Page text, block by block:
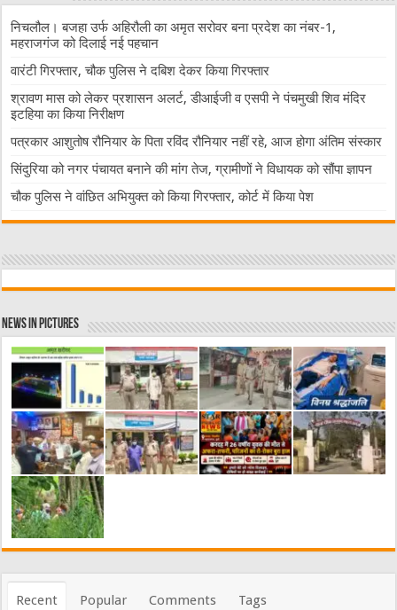
निचलौल। बजहा उर्फ अहिरौली का अमृत सरोवर बना प्रदेश का नंबर-1,
महराजगंज को दिलाई नई पहचान
वारंटी गिरफ्तार, चौक पुलिस ने दबिश देकर किया गिरफ्तार
श्रावण मास को लेकर प्रशासन अलर्ट, डीआईजी व एसपी ने पंचमुखी शिव मंदिर
इटहिया का किया निरीक्षण
पत्रकार आशुतोष रौनियार के पिता रविंद रौनियार नहीं रहे, आज होगा अंतिम संस्कार
सिंदुरिया को नगर पंचायत बनाने की मांग तेज, ग्रामीणों ने विधायक को सौंपा ज्ञापन
चौक पुलिस ने वांछित अभियुक्त को किया गिरफ्तार, कोर्ट में किया पेश
News in Pictures
Recent Popular Comments Tags